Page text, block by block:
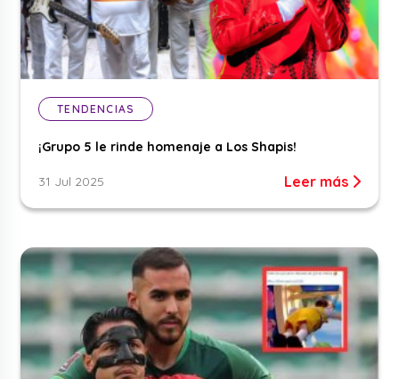
TENDENCIAS
¡Grupo 5 le rinde homenaje a Los Shapis!
31 Jul 2025 Leer más